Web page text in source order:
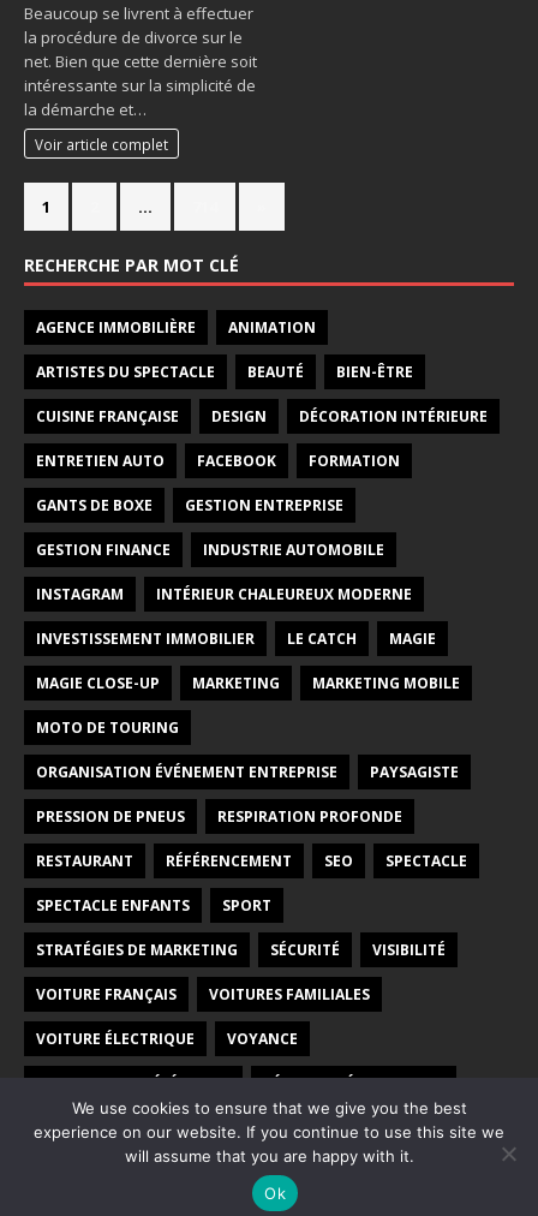
Beaucoup se livrent à effectuer
la procédure de divorce sur le
net. Bien que cette dernière soit
intéressante sur la simplicité de
la démarche et…
Voir article complet
1 …
RECHERCHE PAR MOT CLÉ
AGENCE IMMOBILIÈRE ANIMATION
ARTISTES DU SPECTACLE BEAUTÉ BIEN-ÊTRE
CUISINE FRANÇAISE DESIGN DÉCORATION INTÉRIEURE
ENTRETIEN AUTO FACEBOOK FORMATION
GANTS DE BOXE GESTION ENTREPRISE
GESTION FINANCE INDUSTRIE AUTOMOBILE
INSTAGRAM INTÉRIEUR CHALEUREUX MODERNE
INVESTISSEMENT IMMOBILIER LE CATCH MAGIE
MAGIE CLOSE-UP MARKETING MARKETING MOBILE
MOTO DE TOURING
ORGANISATION ÉVÉNEMENT ENTREPRISE PAYSAGISTE
PRESSION DE PNEUS RESPIRATION PROFONDE
RESTAURANT RÉFÉRENCEMENT SEO SPECTACLE
SPECTACLE ENFANTS SPORT
STRATÉGIES DE MARKETING SÉCURITÉ VISIBILITÉ
VOITURE FRANÇAIS VOITURES FAMILIALES
VOITURE ÉLECTRIQUE VOYANCE
VOYANCE PAR TÉLÉPHONE VÉHICULES ÉLECTRIQUES
WEB WEBMARKETING
Copyright © 2026 | Thème WordPress par
We use cookies to ensure that we give you the best
experience on our website. If you continue to use this site we
will assume that you are happy with it.
Ok